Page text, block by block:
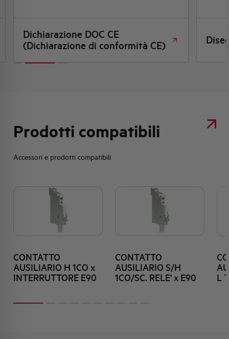
Dichiarazione DOC CE
(Dichiarazione di conformità CE)
Prodotti compatibili
Accessori e prodotti compatibili
CONTATTO
AUSILIARIO H 1CO x
INTERRUTTORE E90
CONTATTO
AUSILIARIO S/H
1CO/SC. RELE' x E90
L